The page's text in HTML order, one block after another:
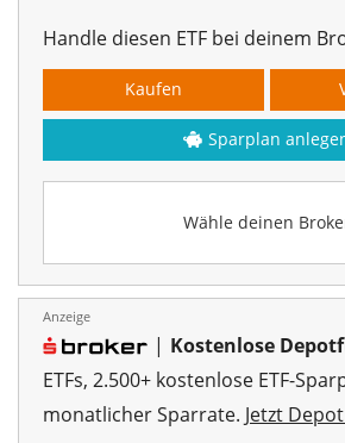
Handle diesen ETF bei deinem
Wähle deinen
Kaufen
Sparplan
Anzeige
| Kostenlose
ETFs, 2.500+ kostenlose ETF-
monatlicher Sparrate. Jetzt